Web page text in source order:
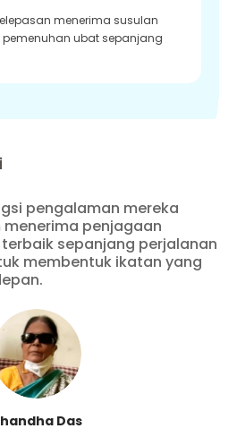
menerima susulan
ubat sepanjang
pengalaman mereka
penjagaan
sepanjang perjalanan
membentuk ikatan yang
Das